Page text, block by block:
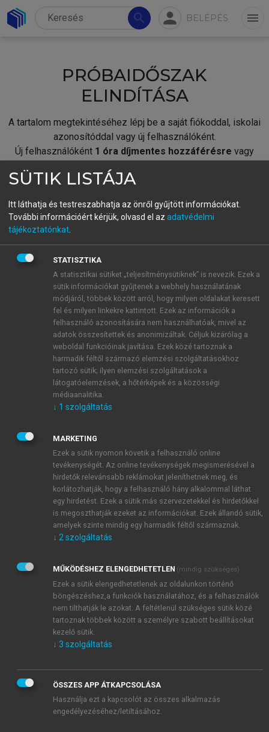
search person BELÉPÉS menu
PRÓBAIDŐSZAK
ELINDÍTÁSA
A tartalom megtekintéséhez lépj be a saját fiókoddal, iskolai
azonosítóddal vagy új felhasználóként.
Új felhasználóként 1 óra díjmentes hozzáférésre vagy
fiókoddal,vagy hozz létre új fiókot.
A regisztráció után apróbaidőszakautomatikusan
BELÉPÉS SAJÁT FIÓKKAL
ÚJ FIÓK LÉTREHOZÁSA
1 óra díjmentes hozzáférés
E-MAIL-CÍM
JELSZÓ
JELSZÓ ÚJRA
Kérek értesítést a MeRSZ újdonságairól, akcióiról.
Kérek értesítést az Akadémiai Kiadó Zrt. újdonságairól,
Adatkezelési tájékoztatóbanfoglaltakat tudomásul
veszem és elfogadom.
Általános vásárlási feltételeket, valamint a szotar.netés a
mersz.huoldalak licencszerződéseiben foglaltakat
tudomásul veszem és elfogadom.
KIPRÓBÁLOM
SÜTIK LISTÁJA
Itt láthatja és testreszabhatja az önről gyűjtött információkat.
További információért kérjük, olvasd el az adatvédelmi
tájékoztatónkat
STATISZTIKA
A statisztikai sütiket „teljesítménysütiknek” is nevezik. Ezek a
sütik információkat gyűjtenek a webhely használatának
módjáról, többek között arról, hogy milyen oldalakat keresett
fel és milyen linkekre kattintott. Ezek az információk a
felhasználó azonosítására nem használhatóak, mivel az
adatok összesítettek és anonimizáltak. Céljuk kizárólag a
weboldal funkcióinak javítása. Ezek közé tartoznak a
harmadik féltől származó elemzési szolgáltatásokhoz
tartozó sütik; ilyen elemzési szolgáltatások a
látogatóelemzések, a hőtérképek és a közösségi
médiaanalitika.
↓ 1 szolgáltatás
MARKETING
Ezek a sütik nyomon követik a felhasználó online
tevékenységét. Az online tevékenységek megismerésével a
hirdetők relevánsabb reklámokat jeleníthetnek meg, és
korlátozhatják, hogy a felhasználó hány alkalommal láthat
egy hirdetést. Ezek a sütik más szervezetekkel és hirdetőkkel
is megoszthatják ezeket az információkat. Ezek állandó sütik,
amelyek szinte mindig egy harmadik féltől származnak.
↓ 2 szolgáltatás
MŰKÖDÉSHEZ ELENGEDHETETLEN (mindig szükséges)
Ezek a sütik elengedhetetlenek az oldalunkon történő
böngészéshez,a funkciók használatához, és a felhasználók
nem tilthatják le azokat. A feltétlenül szükséges sütik közé
tartoznak többek között a személyre szabott beállításokat
kezelő sütik.
↓ 3 szolgáltatás
ÖSSZES APP ÁTKAPCSOLÁSA
Használja ezt a kapcsolót az összes alkalmazás
engedélyezéséhez/letiltásához.